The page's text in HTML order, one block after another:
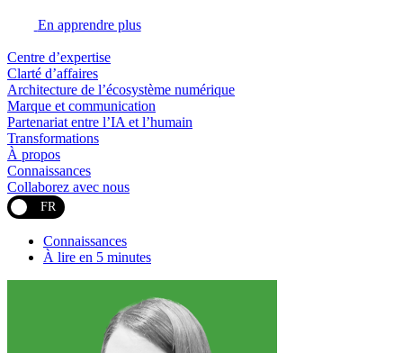
En apprendre plus
Centre d’expertise
Clarté d’affaires
Architecture de l’écosystème numérique
Marque et communication
Partenariat entre l’IA et l’humain
Transformations
À propos
Connaissances
Collaborez avec nous
FR
Connaissances
À lire en 5 minutes